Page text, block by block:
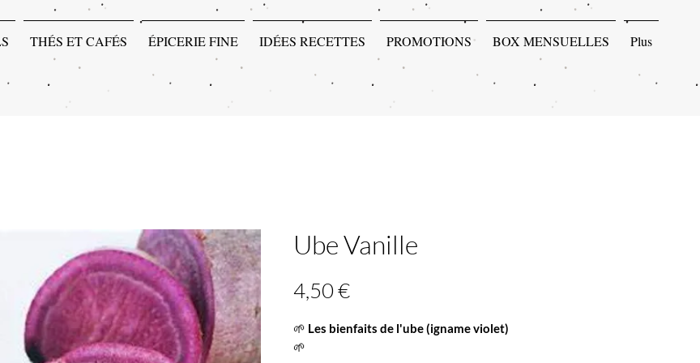
THÉS ET CAFÉS ÉPICERIE FINE IDÉES RECETTES PROMOTIONS BOX MENSUELLES Plus
Ube Vanille
4,50 €Prix
🌱 Les bienfaits de l'ube (igname violet)
🌱